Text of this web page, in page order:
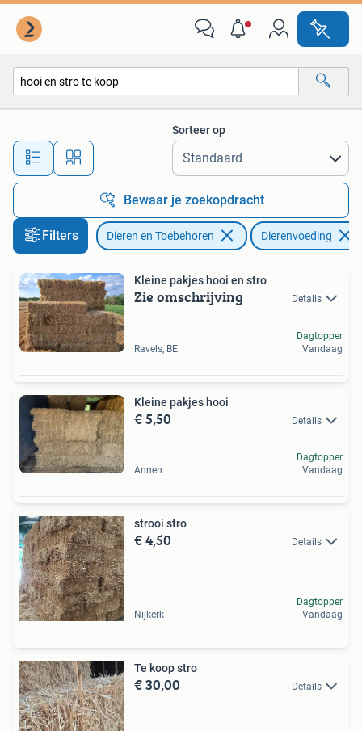
Alle afstanden…
Sorteer op
Bewaar je zoekopdracht
Filters Dieren en Toebehoren Dierenvoeding
Kleine pakjes hooi en stro
Zie omschrijving Details
Ravels, BE
Dagtopper
Vandaag
Kleine pakjes hooi
€ 5,50 Details
Annen
Dagtopper
Vandaag
strooi stro
€ 4,50 Details
Nijkerk
Dagtopper
Vandaag
Te koop stro
€ 30,00 Details